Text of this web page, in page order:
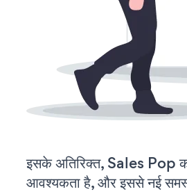
इसके अतिरिक्त, Sales Pop
आवश्यकता है, और इससे नई